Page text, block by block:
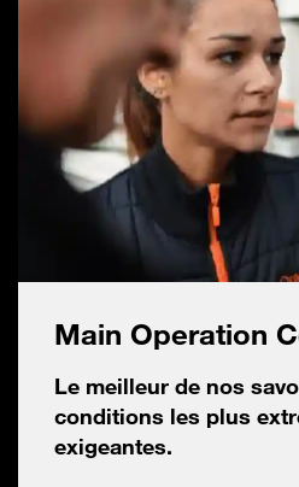
Main Operation
Le meilleur de nos
conditions les plus
exigeantes.